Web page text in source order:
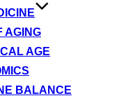
AGING
AGE
BALANCE